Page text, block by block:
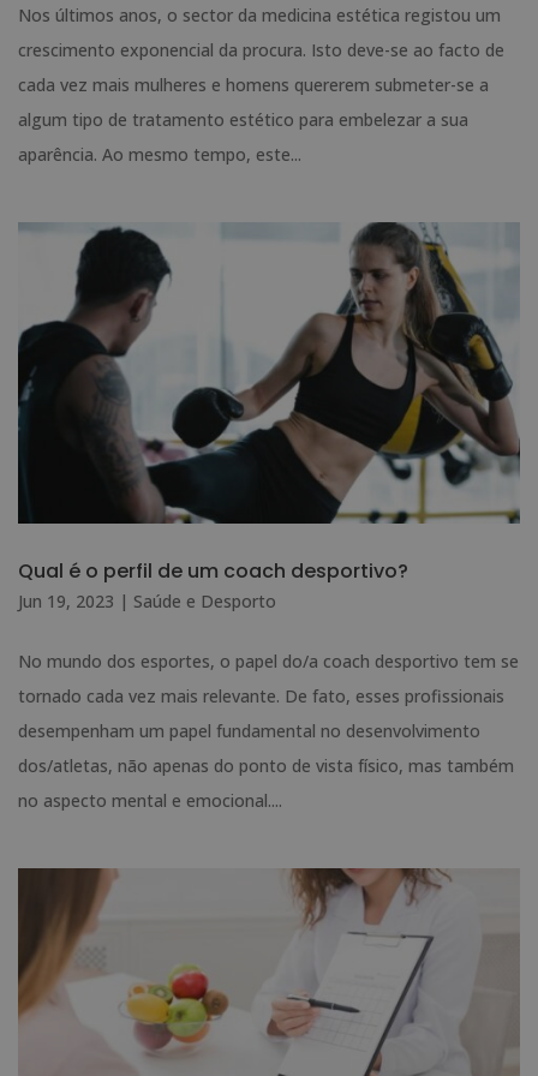
Nos últimos anos, o sector da medicina estética registou um
crescimento exponencial da procura. Isto deve-se ao facto de
cada vez mais mulheres e homens quererem submeter-se a
algum tipo de tratamento estético para embelezar a sua
aparência. Ao mesmo tempo, este...
Qual é o perfil de um coach desportivo?
Jun 19, 2023 | Saúde e Desporto
No mundo dos esportes, o papel do/a coach desportivo tem se
tornado cada vez mais relevante. De fato, esses profissionais
desempenham um papel fundamental no desenvolvimento
dos/atletas, não apenas do ponto de vista físico, mas também
no aspecto mental e emocional....